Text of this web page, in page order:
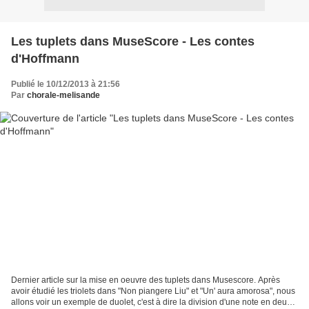
Les tuplets dans MuseScore - Les contes
d'Hoffmann
Publié le 10/12/2013 à 21:56
Par chorale-melisande
Dernier article sur la mise en oeuvre des tuplets dans Musescore. Après
avoir étudié les triolets dans "Non piangere Liu" et "Un' aura amorosa", nous
allons voir un exemple de duolet, c'est à dire la division d'une note en deux.